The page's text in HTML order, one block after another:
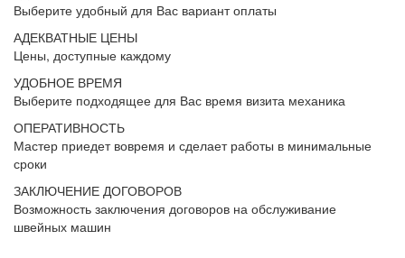
Выберите удобный для Вас вариант оплаты
АДЕКВАТНЫЕ ЦЕНЫ
Цены, доступные каждому
УДОБНОЕ ВРЕМЯ
Выберите подходящее для Вас время визита механика
ОПЕРАТИВНОСТЬ
Мастер приедет вовремя и сделает работы в минимальные
сроки
ЗАКЛЮЧЕНИЕ ДОГОВОРОВ
Возможность заключения договоров на обслуживание
швейных машин